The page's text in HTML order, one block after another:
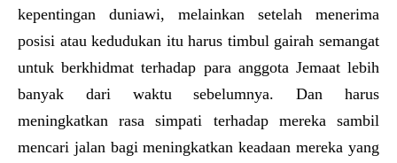
kepentingan duniawi, melainkan setelah menerima
posisi atau kedudukan itu harus timbul gairah semangat
untuk berkhidmat terhadap para anggota Jemaat lebih
banyak dari waktu sebelumnya. Dan harus
meningkatkan rasa simpati terhadap mereka sambil
mencari jalan bagi meningkatkan keadaan mereka yang